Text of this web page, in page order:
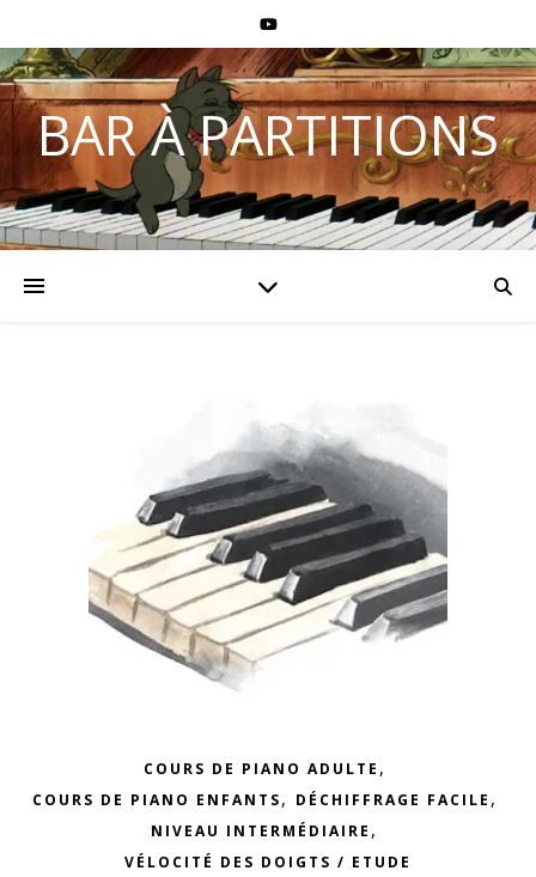
BAR À PARTITIONS
COURS DE PIANO ADULTE ,
COURS DE PIANO ENFANTS, DÉCHIFFRAGE FACILE ,
NIVEAU INTERMÉDIAIRE ,
VÉLOCITÉ DES DOIGTS / ETUDE